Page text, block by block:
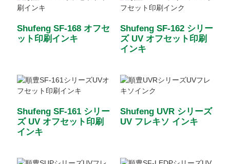
Shufeng SF-168 オフセ
ット印刷インキ
Shufeng SF-162 シリー
ズ UV オフセット印刷
インキ
Shufeng SF-161 シリー
ズ UV オフセット印刷
インキ
Shufeng UVR シリーズ
UV フレキソ インキ